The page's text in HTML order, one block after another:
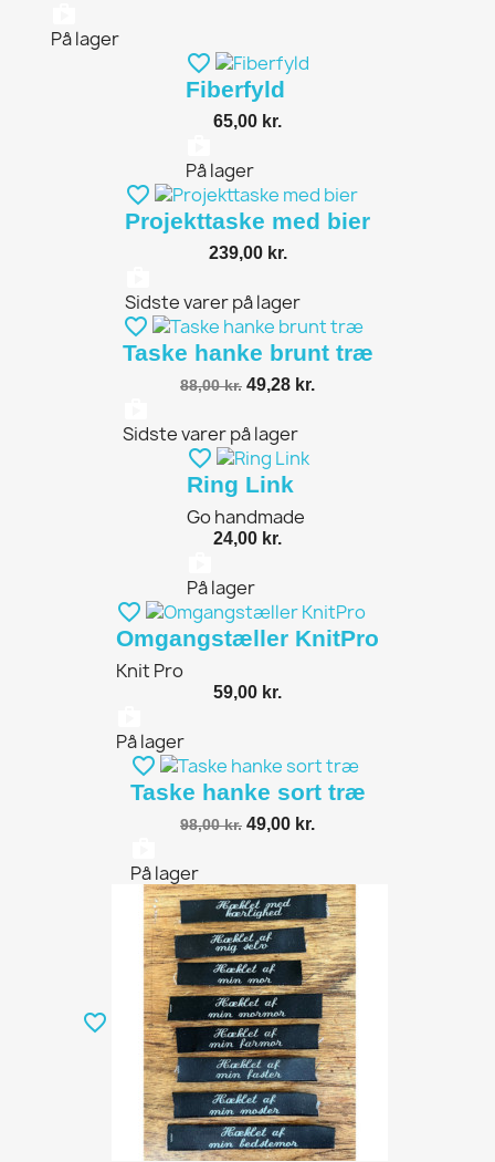
På lager
favorite_border
Fiberfyld
65,00 kr.
På lager
favorite_border
Projekttaske med bier
239,00 kr.
Sidste varer på lager
favorite_border
Taske hanke brunt træ
88,00 kr. 49,28 kr.
Sidste varer på lager
favorite_border
Ring Link
Go handmade
24,00 kr.
På lager
favorite_border
Omgangstæller KnitPro
Knit Pro
59,00 kr.
På lager
favorite_border
Taske hanke sort træ
98,00 kr. 49,00 kr.
På lager
favorite_border